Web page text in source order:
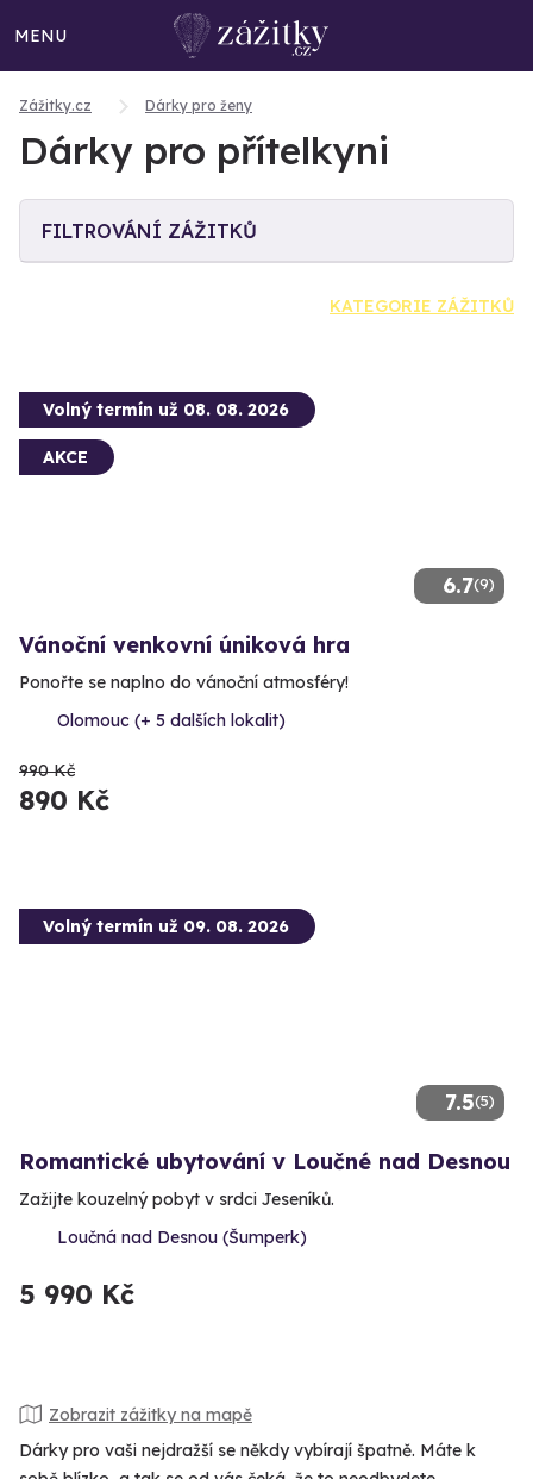
MENU
Zážitky.cz Dárky pro ženy
Dárky pro přítelkyni
FILTROVÁNÍ ZÁŽITKŮ
KATEGORIE ZÁŽITKŮ
6.7(9)
Volný termín už 08. 08. 2026
AKCE
Vánoční venkovní úniková hra
Ponořte se naplno do vánoční atmosféry!
Olomouc (+ 5 dalších lokalit)
990 Kč
890 Kč
7.5(5)
Volný termín už 09. 08. 2026
Romantické ubytování v Loučné nad Desnou
Zažijte kouzelný pobyt v srdci Jeseníků.
Loučná nad Desnou (Šumperk)
5 990 Kč
Zobrazit zážitky na mapě
Dárky pro vaši nejdražší se někdy vybírají špatně. Máte k